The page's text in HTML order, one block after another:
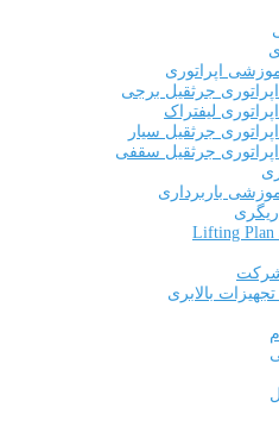
اپراتوری
جرثقیل برجی
لیفتراک
جرثقیل سیار
جرثقیل سقفی
باربرداری
شرکت
بالابری